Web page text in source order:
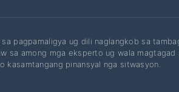
pagpamaligya ug dili naglangkob sa
sa among mga eksperto ug wala
kasamtangang pinansyal nga sitwasyon.